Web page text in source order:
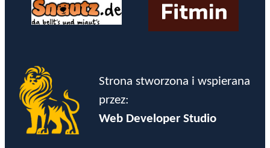
Strona stworzona i wspierana
przez:
Web Developer Studio